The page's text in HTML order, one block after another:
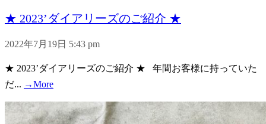
★ 2023’ダイアリーズのご紹介 ★
2022年7月19日 5:43 pm
★ 2023’ダイアリーズのご紹介 ★ 年間お客様に持っていた
だ... →More